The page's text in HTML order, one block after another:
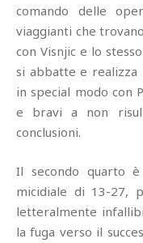
comando delle
viaggianti che
con Visnjic e lo
si abbatte e
in special modo con
e bravi a non
conclusioni.
Il secondo quarto
micidiale di 13-27,
letteralmente
la fuga verso il